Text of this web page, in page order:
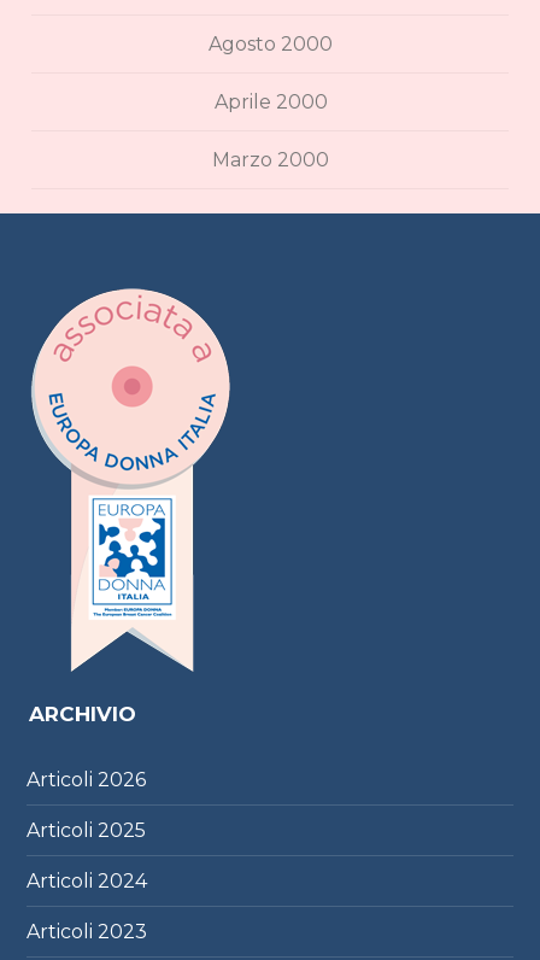
Agosto 2000
Aprile 2000
Marzo 2000
ARCHIVIO
Articoli2026
Articoli2025
Articoli2024
Articoli2023